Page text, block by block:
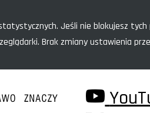
Jeśli nie blokujesz
Brak zmiany ustawienia